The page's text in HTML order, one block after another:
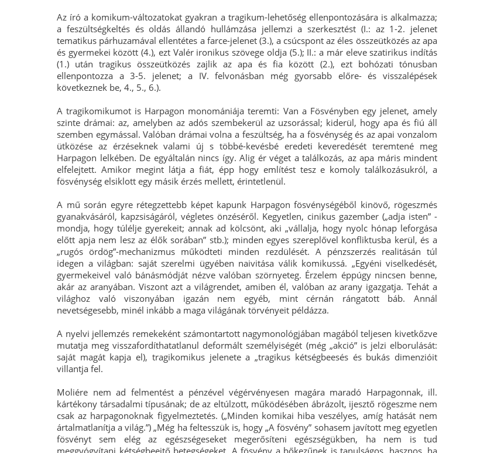
Az író a komikum-változatokat gyakran a tragikum-lehetőség ellenpontozására is alkalmazza;
a feszültségkeltés és oldás állandó hullámzása jellemzi a szerkesztést (I.: az 1-2. jelenet
tematikus párhuzamával ellentétes a farce-jelenet (3.), a csúcspont az éles összeütközés az apa
és gyermekei között (4.), ezt Valér ironikus szövege oldja (5.); II.: a már eleve szatirikus indítás
(1.) után tragikus összeütközés zajlik az apa és fia között (2.), ezt bohózati tónusban
ellenpontozza a 3-5. jelenet; a IV. felvonásban még gyorsabb előre- és visszalépések
következnek be, 4., 5., 6.).
A tragikomikumot is Harpagon monomániája teremti: Van a Fösvényben egy jelenet, amely
szinte drámai: az, amelyben az adós szembekerül az uzsorással; kiderül, hogy apa és fiú áll
szemben egymással. Valóban drámai volna a feszültség, ha a fösvénység és az apai vonzalom
ütközése az érzéseknek valami új s többé-kevésbé eredeti keveredését teremtené meg
Harpagon lelkében. De egyáltalán nincs így. Alig ér véget a találkozás, az apa máris mindent
elfelejtett. Amikor megint látja a fiát, épp hogy említést tesz e komoly találkozásukról, a
fösvénység elsiklott egy másik érzés mellett, érintetlenül.
A mű során egyre rétegzettebb képet kapunk Harpagon fösvénységéből kinövő, rögeszmés
gyanakvásáról, kapzsiságáról, végletes önzéséről. Kegyetlen, cinikus gazember („adja isten” -
mondja, hogy túlélje gyerekeit; annak ad kölcsönt, aki „vállalja, hogy nyolc hónap leforgása
előtt apja nem lesz az élők sorában” stb.); minden egyes szereplővel konfliktusba kerül, és a
„rugós ördög”-mechanizmus működteti minden rezdülését. A pénzszerzés realitásán túl
idegen a világban: saját szerelmi ügyében naivitása válik komikussá. „Egyéni viselkedését,
gyermekeivel való bánásmódját nézve valóban szörnyeteg. Érzelem éppúgy nincsen benne,
akár az aranyában. Viszont azt a világrendet, amiben él, valóban az arany igazgatja. Tehát a
világhoz való viszonyában igazán nem egyéb, mint cérnán rángatott báb. Annál
nevetségesebb, minél inkább a maga világának törvényeit példázza.
A nyelvi jellemzés remekeként számontartott nagymonológjában magából teljesen kivetkőzve
mutatja meg visszafordíthatatlanul deformált személyiségét (még „akció” is jelzi elborulását:
saját magát kapja el), tragikomikus jelenete a „tragikus kétségbeesés és bukás dimenzióit
villantja fel.
Moliére nem ad felmentést a pénzével végérvényesen magára maradó Harpagonnak, ill.
kártékony társadalmi típusának; de az eltúlzott, működésében ábrázolt, ijesztő rögeszme nem
csak az harpagonoknak figyelmeztetés. („Minden komikai hiba veszélyes, amíg hatását nem
ártalmatlanítja a világ.”) „Még ha feltesszük is, hogy „A fösvény” sohasem javított meg egyetlen
fösvényt sem elég az egészségeseket megerősíteni egészségükben, ha nem is tud
meggyógyítani kétségbeejtő betegségeket. A fösvény a bőkezűnek is tanulságos, hasznos, ha